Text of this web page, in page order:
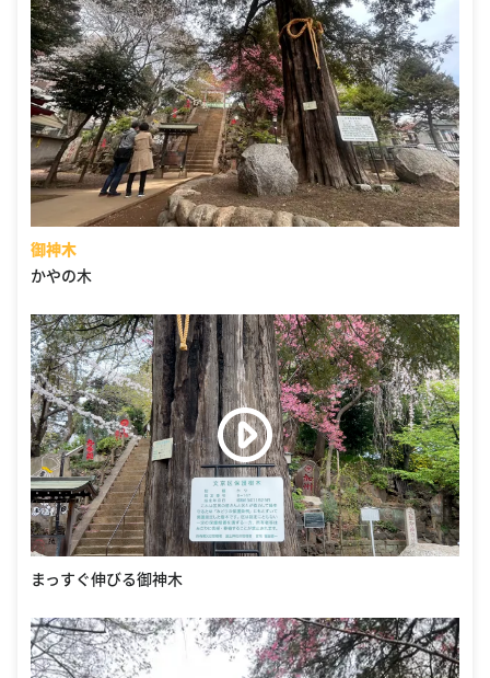
御神木
かやの木
まっすぐ伸びる御神木